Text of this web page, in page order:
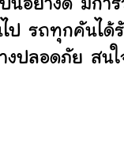
นอย่างดี มีกา
ไป รถทุกคันไ
งปลอดภัย สน